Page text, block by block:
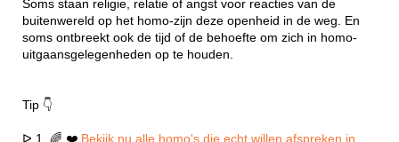
Soms staan religie, relatie of angst voor reacties van de
buitenwereld op het homo-zijn deze openheid in de weg. En
soms ontbreekt ook de tijd of de behoefte om zich in homo-
uitgaansgelegenheden op te houden.
Tip 👇
ᐅ 1. 🌈 ❤️ Bekijk nu alle homo's die echt willen afspreken in